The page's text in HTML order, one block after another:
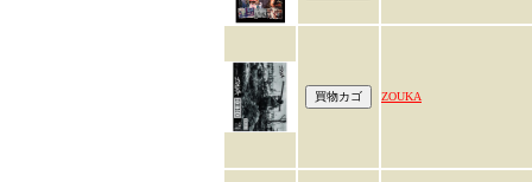
ZOUKA